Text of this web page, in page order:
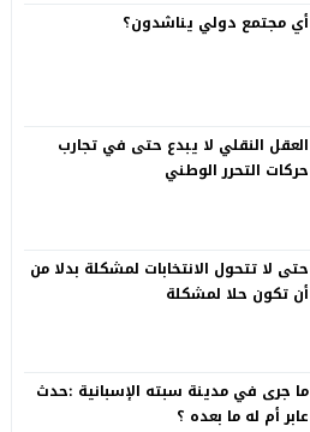
أي مجتمع دولي يناشدون؟
العقل النقلي لا يبدع حتى في تجارب
حركات التحرر الوطني
حتى لا تتحول الانتخابات لمشكلة بدلا من
أن تكون حلا لمشكلة
ما جرى في مدينة سبته الإسبانية :حدث
عابر أم له ما بعده ؟